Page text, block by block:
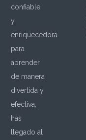
confiable
y
enriquecedora
para
aprender
de manera
divertida y
efectiva,
has
llegado al